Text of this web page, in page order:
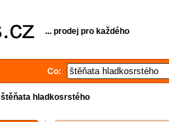
... prodej pro každého
Co:
štěňata hladkosrstého